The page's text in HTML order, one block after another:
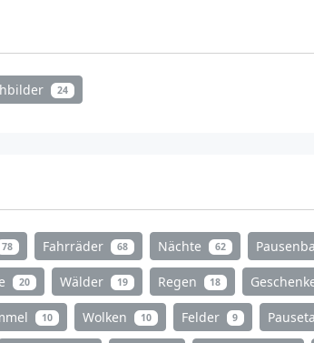
24
78 Fahrräder 68 Nächte 62
20 Wälder 19 Regen 18
10 Wolken 10 Felder 9